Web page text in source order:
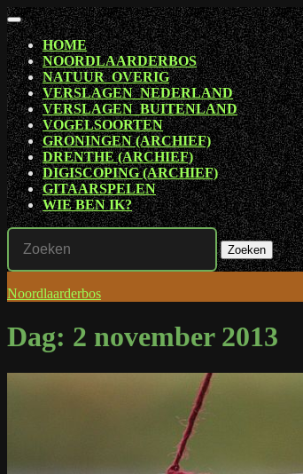
Ga
naar
de
inhoud
Open
knop HOME
NOORDLAARDERBOS
NATUUR_OVERIG
VERSLAGEN_NEDERLAND
VERSLAGEN_BUITENLAND
VOGELSOORTEN
GRONINGEN (ARCHIEF)
DRENTHE (ARCHIEF)
DIGISCOPING (ARCHIEF)
GITAARSPELEN
WIE BEN IK?
SLUIT
KNOP
Zoek
naar:
Noordlaarderbos
Dag: 2 november 2013